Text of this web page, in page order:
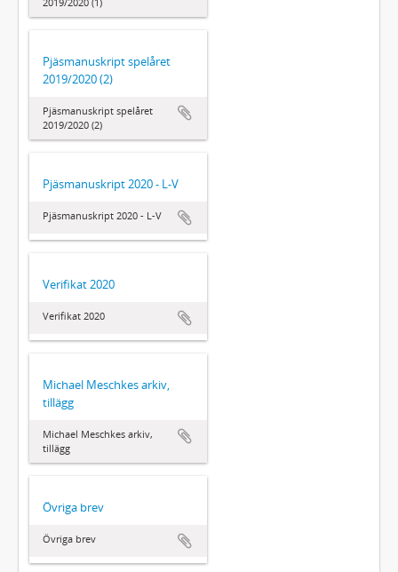
Pjäsmanuskript spelåret
2019/2020 (2)
Pjäsmanuskript spelåret
2019/2020 (2)
Pjäsmanuskript 2020 - L-V
Pjäsmanuskript 2020 - L-V
Verifikat 2020
Verifikat 2020
Michael Meschkes arkiv,
tillägg
Michael Meschkes arkiv,
tillägg
Övriga brev
Övriga brev